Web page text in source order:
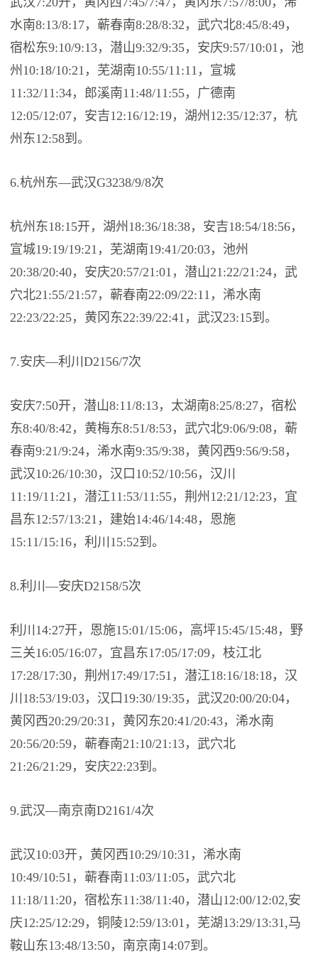
水南8:13/8:17，蕲春南8:28/8:32，武穴北8:45/8:49，
宿松东9:10/9:13，潜山9:32/9:35，安庆9:57/10:01，池
州10:18/10:21，芜湖南10:55/11:11，宣城
11:32/11:34，郎溪南11:48/11:55，广德南
12:05/12:07，安吉12:16/12:19，湖州12:35/12:37，杭
州东12:58到。
6.杭州东—武汉G3238/9/8次
杭州东18:15开，湖州18:36/18:38，安吉18:54/18:56，
宣城19:19/19:21，芜湖南19:41/20:03，池州
20:38/20:40，安庆20:57/21:01，潜山21:22/21:24，武
穴北21:55/21:57，蕲春南22:09/22:11，浠水南
22:23/22:25，黄冈东22:39/22:41，武汉23:15到。
7.安庆—利川D2156/7次
安庆7:50开，潜山8:11/8:13，太湖南8:25/8:27，宿松
东8:40/8:42，黄梅东8:51/8:53，武穴北9:06/9:08，蕲
春南9:21/9:24，浠水南9:35/9:38，黄冈西9:56/9:58，
武汉10:26/10:30，汉口10:52/10:56，汉川
11:19/11:21，潜江11:53/11:55，荆州12:21/12:23，宜
昌东12:57/13:21，建始14:46/14:48，恩施
15:11/15:16，利川15:52到。
8.利川—安庆D2158/5次
利川14:27开，恩施15:01/15:06，高坪15:45/15:48，野
三关16:05/16:07，宜昌东17:05/17:09，枝江北
17:28/17:30，荆州17:49/17:51，潜江18:16/18:18，汉
川18:53/19:03，汉口19:30/19:35，武汉20:00/20:04，
黄冈西20:29/20:31，黄冈东20:41/20:43，浠水南
20:56/20:59，蕲春南21:10/21:13，武穴北
21:26/21:29，安庆22:23到。
9.武汉—南京南D2161/4次
武汉10:03开，黄冈西10:29/10:31，浠水南
10:49/10:51，蕲春南11:03/11:05，武穴北
11:18/11:20，宿松东11:38/11:40，潜山12:00/12:02,安
庆12:25/12:29，铜陵12:59/13:01，芜湖13:29/13:31,马
鞍山东13:48/13:50，南京南14:07到。